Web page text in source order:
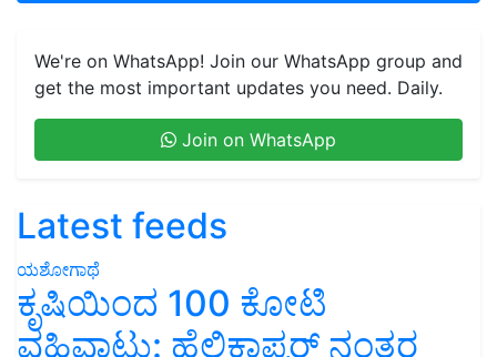
We're on WhatsApp! Join our WhatsApp group and
get the most important updates you need. Daily.
Join on WhatsApp
Latest feeds
ಯಶೋಗಾಥೆ
ಕೃಷಿಯಿಂದ 100 ಕೋಟಿ
ವಹಿವಾಟು: ಹೆಲಿಕಾಪ್ಟರ್ ನಂತರ